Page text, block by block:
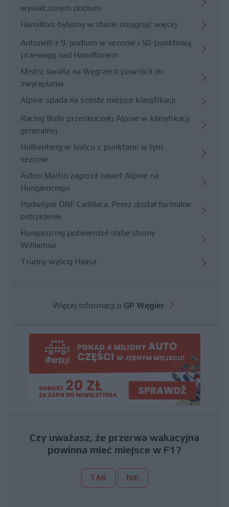
wywalczonym podium
Hamilton: byliśmy w stanie osiągnąć więcej
Antonelli z 9. podium w sezonie i 50-punktową
przewagą nad Hamiltonem
Mistrz świata na Węgrzech powrócił do
zwyciężania
Alpine spada na szóste miejsce klasyfikacji
Racing Bulls przeskoczyło Alpine w klasyfikacji
generalnej
Hulkenberg w końcu z punktami w tym
sezonie
Aston Martin zagroził nawet Alpine na
Hungaroringu
Podwójne DNF Cadillaca. Perez dostał formalne
ostrzeżenie
Hungaroring potwierdził słabe strony
Williamsa
Trudny wyścig Haasa
Więcej informacji o GP Węgier
Czy uważasz, że przerwa wakacyjna
powinna mieć miejsce w F1?
TAK NIE